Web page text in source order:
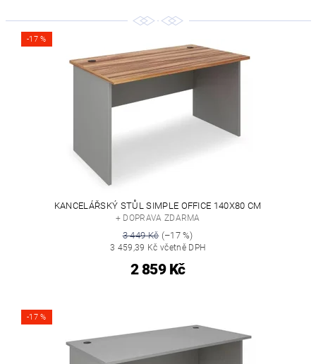
-17 %
KANCELÁŘSKÝ STŮL SIMPLE OFFICE 140X80 CM
+ DOPRAVA ZDARMA
3 449 Kč(–17 %)
3 459,39 Kč včetně DPH
2 859 Kč
-17 %